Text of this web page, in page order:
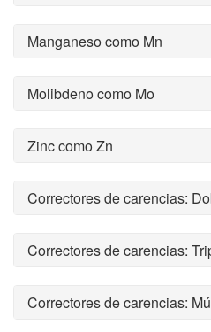
Manganeso como Mn
Molibdeno como Mo
Zinc como Zn
Correctores de carencias:
Correctores de carencias:
Correctores de carencias: